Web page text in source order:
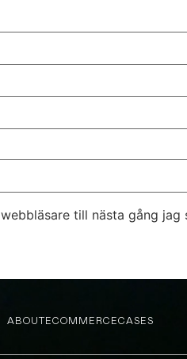
till nästa gång jag
ABOUT ECOMMERCECASES